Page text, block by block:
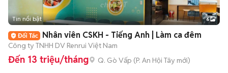
+2
Tin nổi bật 6
Nhân viên CSKH - Tiếng Anh | Làm ca đêm
Công ty TNHH DV Renrui Việt Nam
Đến 13 triệu/tháng Q. Gò Vấp (P. An Hội Tây mới)